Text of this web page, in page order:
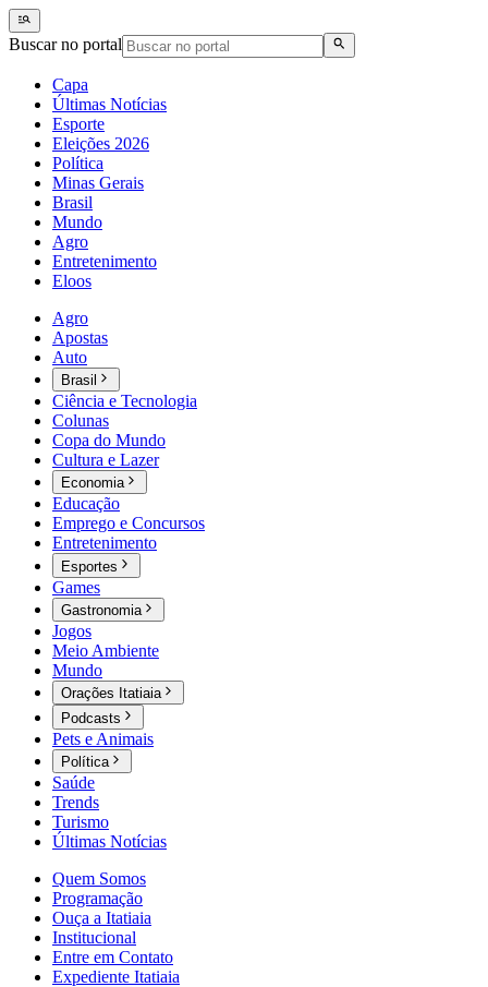
Buscar no portal
Capa
Últimas Notícias
Esporte
Eleições 2026
Política
Minas Gerais
Brasil
Mundo
Agro
Entretenimento
Eloos
Agro
Apostas
Auto
Brasil
Ciência e Tecnologia
Colunas
Copa do Mundo
Cultura e Lazer
Economia
Educação
Emprego e Concursos
Entretenimento
Esportes
Games
Gastronomia
Jogos
Meio Ambiente
Mundo
Orações Itatiaia
Podcasts
Pets e Animais
Política
Saúde
Trends
Turismo
Últimas Notícias
Quem Somos
Programação
Ouça a Itatiaia
Institucional
Entre em Contato
Expediente Itatiaia